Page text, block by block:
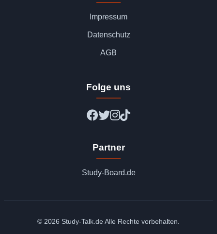
Impressum
Datenschutz
AGB
Folge uns
Partner
Study-Board.de
© 2026 Study-Talk.de Alle Rechte vorbehalten.